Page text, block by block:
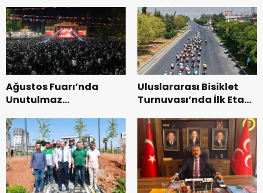
ziyaret.
Ağustos Fuarı’nda
Unutulmaz
Uluslararası Bisiklet
Turnuvası’nda İlk Etap
Tamamlandı.